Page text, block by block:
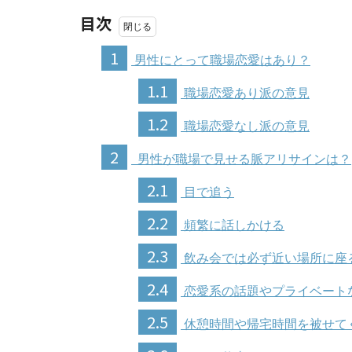
目次
1
男性にとって職場恋愛はあり？
1.1 職場恋愛あり派の意見
1.2 職場恋愛なし派の意見
2 男性が職場で見せる脈アリサインは？
2.1 目で追う
2.2 頻繁に話しかける
2.3 飲み会では必ず近い場所に座
2.4 恋愛系の話題やプライベート
2.5 休憩時間や帰宅時間を被せて